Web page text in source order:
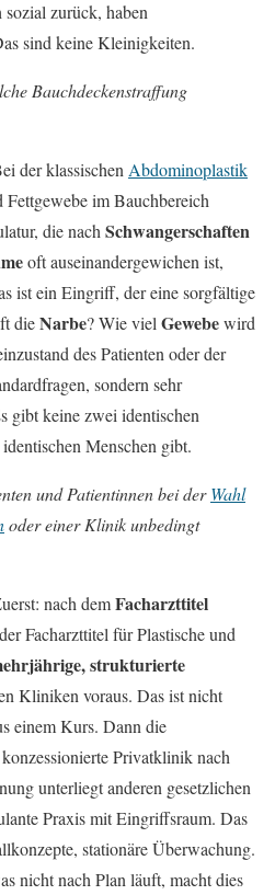
zurück, haben
sind keine Kleinigkeiten.
Bauchdeckenstraffung
der klassischen Abdominoplastik
im Bauchbereich
die nach Schwangerschaften
oft auseinandergewichen ist,
ist ein Eingriff, der eine sorgfältige
dieNarbe? Wie viel Gewebewird
des Patienten oder der
sondern sehr
gibt keine zwei identischen
Menschen gibt.
und Patientinnen bei derWahl
oder einer Klinik unbedingt
nach demFacharzttitel
Facharzttitel für Plastische und
strukturierte
Kliniken voraus. Das ist nicht
einem Kurs. Dann die
Privatklinik nach
unterliegt anderen gesetzlichen
Praxis mit Eingriffsraum. Das
stationäre Überwachung.
nicht nach Plan läuft, macht dies